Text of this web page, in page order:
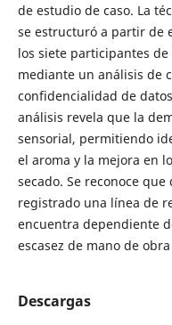
de estudio de caso. La
se estructuró a partir de
los siete participantes
mediante un análisis de
confidencialidad de
análisis revela que la
sensorial, permitiendo
el aroma y la mejora en
secado. Se reconoce
registrado una línea de
encuentra dependiente
escasez de mano de
Descargas